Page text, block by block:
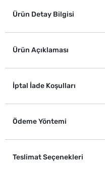
Ürün Detay Bilgisi
Ürün Açıklaması
İptal İade Koşulları
Ödeme Yöntemi
Teslimat Seçenekleri